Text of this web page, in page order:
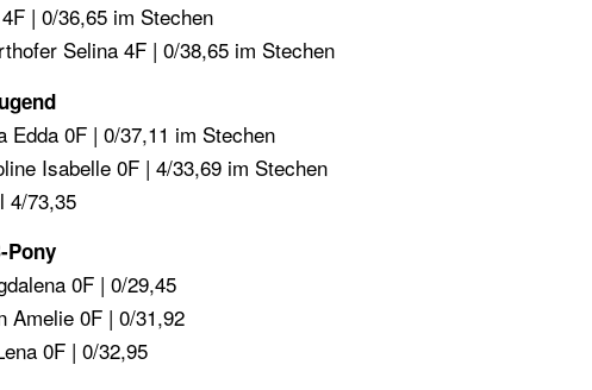
| 0/36,65 im Stechen
Selina 4F | 0/38,65 im Stechen
Edda 0F | 0/37,11 im Stechen
Isabelle 0F | 4/33,69 im Stechen
4/73,35
Pony
0F | 0/29,45
Amelie 0F | 0/31,92
0F | 0/32,95